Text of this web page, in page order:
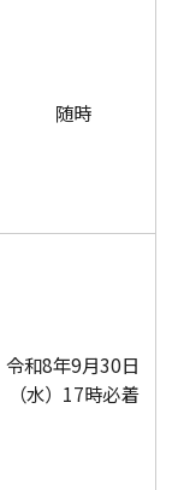
随時
令和8年9月30日
（水）17時必着